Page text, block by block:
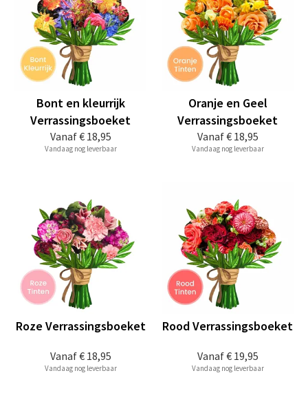
Vanaf€ 18,95
Bont en kleurrijk
Verrassingsboeket
Vandaag nog leverbaar
Vanaf€ 18,95
Oranje en Geel
Verrassingsboeket
Vandaag nog leverbaar
Vanaf€ 18,95
Roze Verrassingsboeket
Vandaag nog leverbaar
Vanaf€ 19,95
Rood Verrassingsboeket
Vandaag nog leverbaar